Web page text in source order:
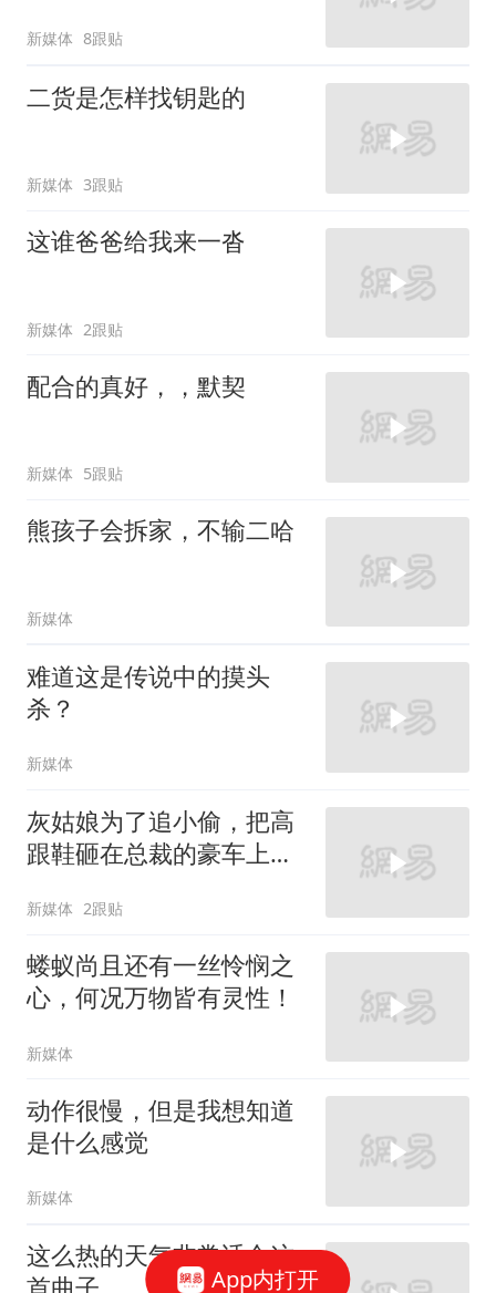
新媒体 8跟贴
二货是怎样找钥匙的
新媒体 3跟贴
这谁爸爸给我来一沓
新媒体 2跟贴
配合的真好，，默契
新媒体 5跟贴
熊孩子会拆家，不输二哈
新媒体
难道这是传说中的摸头
杀？
新媒体
灰姑娘为了追小偷，把高
跟鞋砸在总裁的豪车上，
新媒体 2跟贴
蝼蚁尚且还有一丝怜悯之
心，何况万物皆有灵性！
新媒体
动作很慢，但是我想知道
是什么感觉
新媒体
这么热的天气非常适合这
App内打开